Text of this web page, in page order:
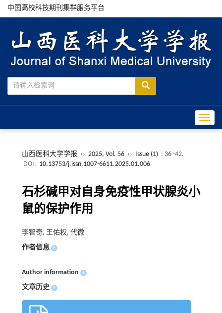
中国高校科技期刊集群服务平台
山西医科大学学报 ›› 2025, Vol. 56 ›› Issue (1) : 36 -42.
DOI: 10.13753/j.issn.1007-6611.2025.01.006
石杉碱甲对自身免疫性甲状腺炎小
鼠的保护作用
李智奇, 王佑权, 代微
作者信息 +
Author information +
文章历史 +